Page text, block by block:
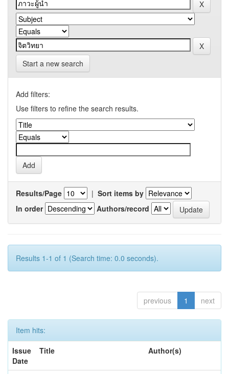
Start a new search
Add filters:
Use filters to refine the search results.
Results/Page | Sort items by
In order
Authors/record
Results 1-1 of 1 (Search time: 0.0 seconds).
previous 1 next
Item hits:
Issue
Date
Title Author(s)